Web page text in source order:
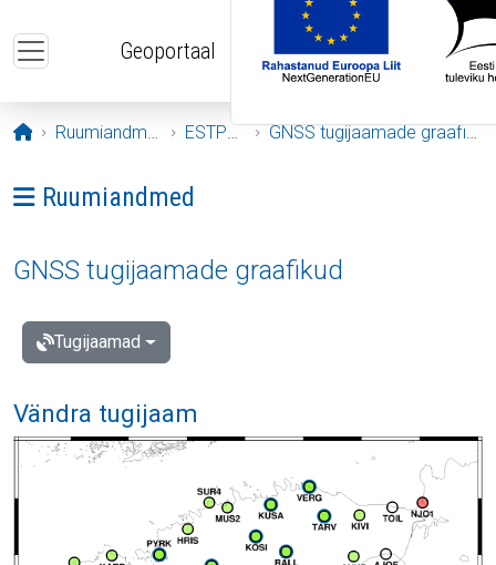
Geoportaal
Avaleht
Ruumiandmed ESTPOS GNSS tugijaamade graafikud
Ava menüü: Ruumiandmed
Ruumiandmed
GNSS tugijaamade graafikud
Tugijaamad
Vändra tugijaam